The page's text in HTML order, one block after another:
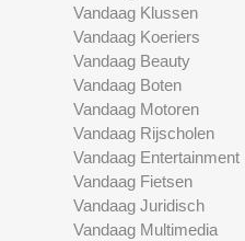
Vandaag Klussen
Vandaag Koeriers
Vandaag Beauty
Vandaag Boten
Vandaag Motoren
Vandaag Rijscholen
Vandaag Entertainment
Vandaag Fietsen
Vandaag Juridisch
Vandaag Multimedia